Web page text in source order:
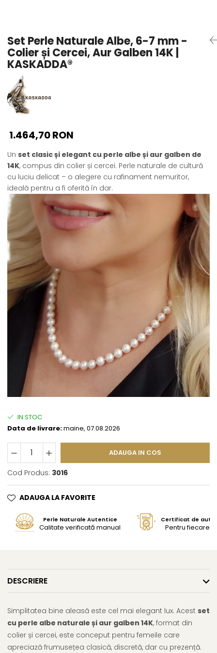
Pandantive cu Perle
Brose cu Perle
Set Perle Naturale Albe, 6-7 mm -
Colier și Cercei, Aur Galben 14K |
KASKADDA®
1.464,70 RON
Un set clasic și elegant cu perle albe și aur galben de
14K, compus din colier și cercei. Perle naturale de cultură
cu luciu delicat – o alegere cu rafinament nemuritor,
ideală pentru a fi oferită în dar.
IN STOC
Data de livrare:maine, 07.08.2026
ADAUGA IN COS
Cod Produs: 3016
ADAUGA LA FAVORITE
Perle Naturale Autentice
Calitate verificată manual
Certificat de
Pentru fiecare
DESCRIERE
Simplitatea bine aleasă este cel mai elegant lux. Acest set
cu perle albe naturale și aur galben 14K, format din
colier și cercei, este conceput pentru femeile care
apreciază frumusețea clasică, discretă, dar cu prezență.